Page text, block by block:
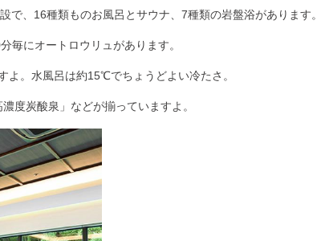
で、16種類ものお風呂とサウナ、7種類の岩盤浴があります。
毎にオートロウリュ があります。
よ。 水風呂は約15℃でちょうどよい冷たさ。
濃度炭酸泉 」などが揃っていますよ。